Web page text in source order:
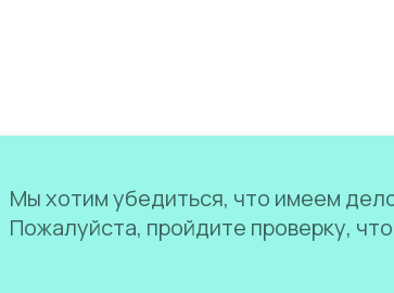
Мы хотим убедиться, что имеем
Пожалуйста, пройдите проверку,